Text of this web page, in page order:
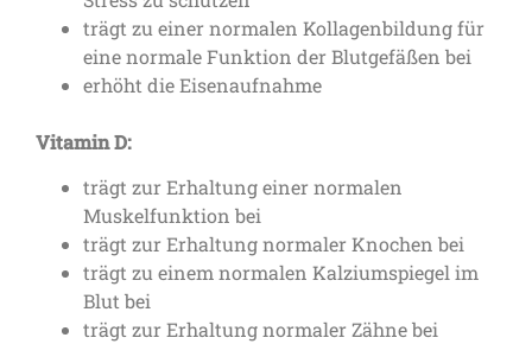
trägt zu einer normalen Kollagenbildung für
eine normale Funktion der Blutgefäßen bei
erhöht die Eisenaufnahme
Vitamin D:
trägt zur Erhaltung einer normalen
Muskelfunktion bei
trägt zur Erhaltung normaler Knochen bei
trägt zu einem normalen Kalziumspiegel im
Blut bei
trägt zur Erhaltung normaler Zähne bei